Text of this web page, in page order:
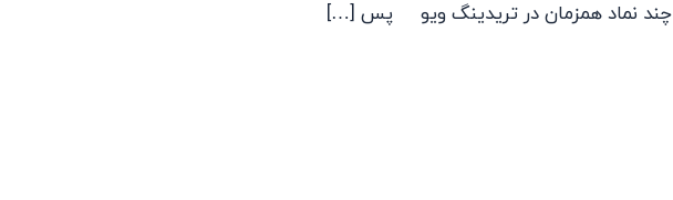
چند نماد همزمان در تریدینگ ویو پس […]